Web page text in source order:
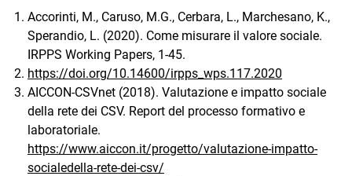
Accorinti, M., Caruso, M.G., Cerbara, L., Marchesano, K.,
Sperandio, L. (2020). Come misurare il valore sociale.
IRPPS Working Papers, 1-45.
https://doi.org/10.14600/irpps_wps.117.2020
AICCON-CSVnet (2018). Valutazione e impatto sociale
della rete dei CSV. Report del processo formativo e
laboratoriale.
https://www.aiccon.it/progetto/valutazione-impatto-
socialedella-rete-dei-csv/